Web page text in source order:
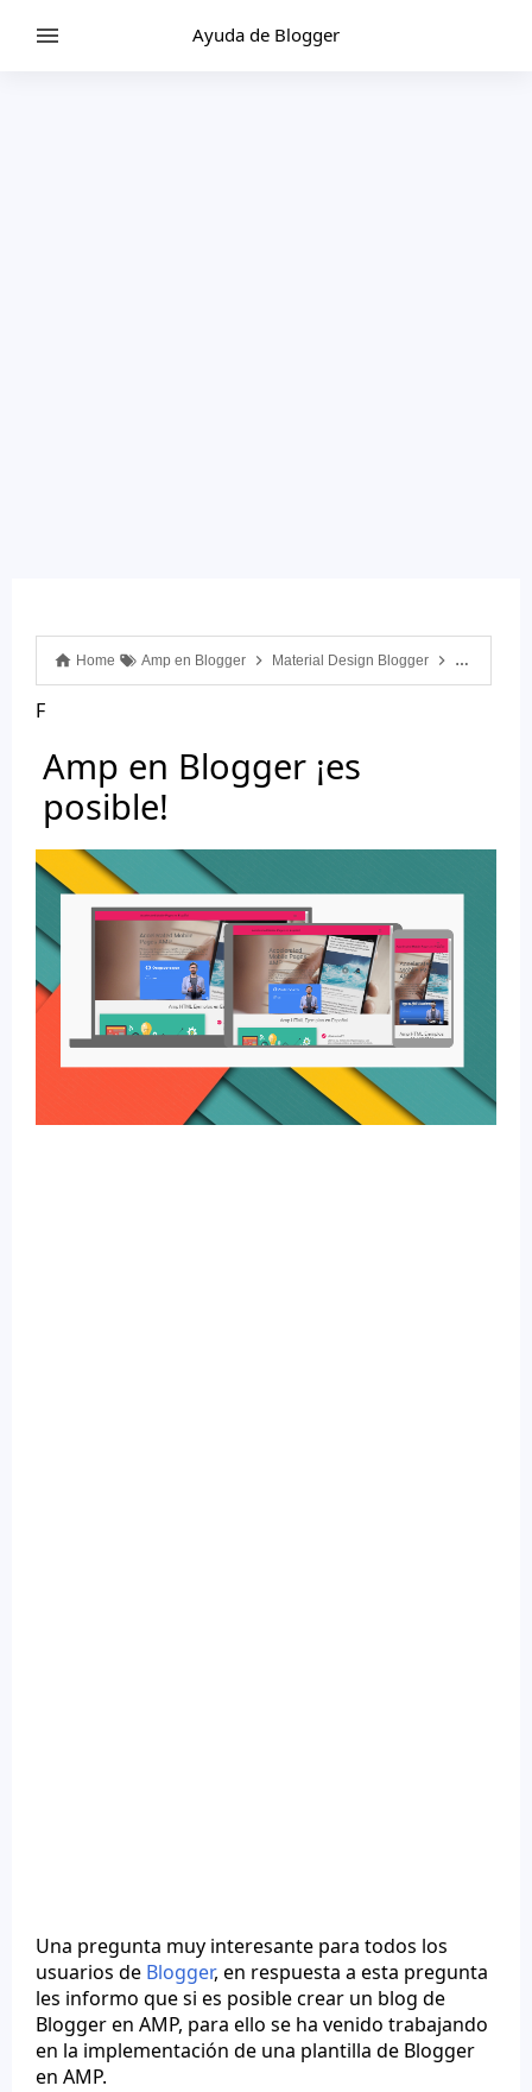
Ayuda de Blogger
Home Amp en Blogger Material Design Blogger Amp en
F
Amp en Blogger ¡es
posible!
Una pregunta muy interesante para todos los
usuarios de Blogger, en respuesta a esta pregunta
les informo que si es posible crear un blog de
Blogger en AMP, para ello se ha venido trabajando
en la implementación de una plantilla de Blogger
en AMP.